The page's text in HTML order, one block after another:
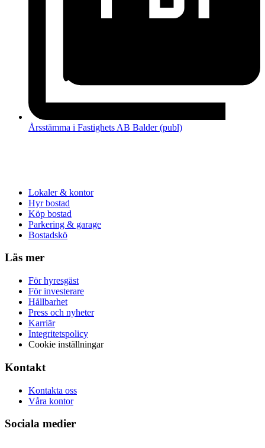
Årsstämma i Fastighets AB Balder (publ)
Lokaler & kontor
Hyr bostad
Köp bostad
Parkering & garage
Bostadskö
Läs mer
För hyresgäst
För investerare
Hållbarhet
Press och nyheter
Karriär
Integritetspolicy
Cookie inställningar
Kontakt
Kontakta oss
Våra kontor
Sociala medier